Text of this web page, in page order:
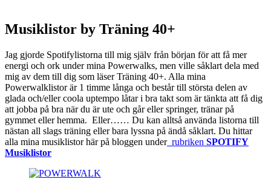
Musiklistor by Träning 40+
Jag gjorde Spotifylistorna till mig själv från början för att få mer
energi och ork under mina Powerwalks, men ville såklart dela med
mig av dem till dig som läser Träning 40+. Alla mina
Powerwalklistor är 1 timme långa och består till största delen av
glada och/eller coola uptempo låtar i bra takt som är tänkta att få dig
att jobba på bra när du är ute och går eller springer, tränar på
gymmet eller hemma. Eller…… Du kan alltså använda listorna till
nästan all slags träning eller bara lyssna på ändå såklart. Du hittar
alla mina musiklistor här på bloggen underrubriken SPOTIFY
Musiklistor